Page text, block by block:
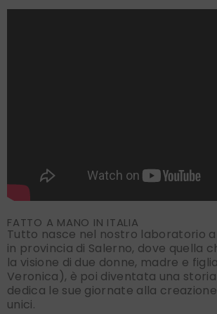
FATTO A MANO IN ITALIA
Tutto nasce nel nostro laboratorio
in provincia di Salerno, dove quella
la visione di due donne, madre e
Veronica), è poi diventata una
dedica le sue giornate alla
unici.